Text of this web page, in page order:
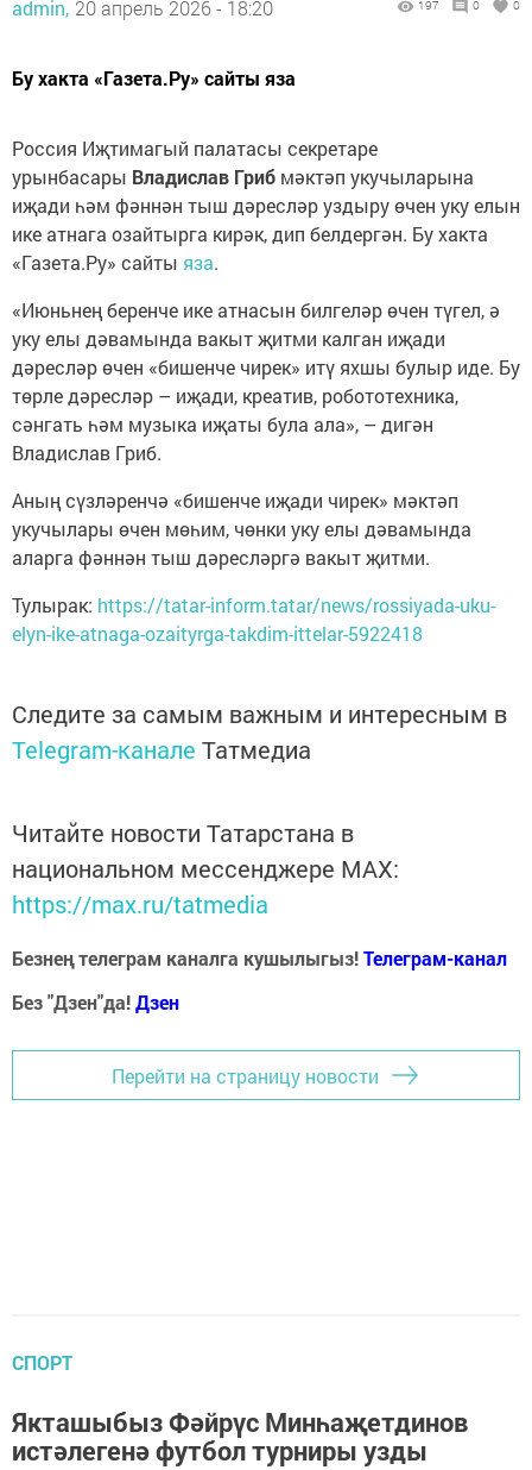
admin, 20 апрель 2026 - 18:20 197 0 0
Бу хакта «Газета.Ру» сайты яза
Россия Иҗтимагый палатасы секретаре
урынбасары Владислав Гриб мәктәп укучыларына
иҗади һәм фәннән тыш дәресләр уздыру өчен уку елын
ике атнага озайтырга кирәк, дип белдергән. Бу хакта
«Газета.Ру» сайты яза.
«Июньнең беренче ике атнасын билгеләр өчен түгел, ә
уку елы дәвамында вакыт җитми калган иҗади
дәресләр өчен «бишенче чирек» итү яхшы булыр иде. Бу
төрле дәресләр – иҗади, креатив, робототехника,
сәнгать һәм музыка иҗаты була ала», – дигән
Владислав Гриб.
Аның сүзләренчә «бишенче иҗади чирек» мәктәп
укучылары өчен мөһим, чөнки уку елы дәвамында
аларга фәннән тыш дәресләргә вакыт җитми.
Тулырак: https://tatar-inform.tatar/news/rossiyada-uku-
elyn-ike-atnaga-ozaityrga-takdim-ittelar-5922418
Следите за самым важным и интересным в
Telegram-канале Татмедиа
Читайте новости Татарстана в
национальном мессенджере MАХ:
https://max.ru/tatmedia
Безнең телеграм каналга кушылыгыз!Телеграм-канал
Без "Дзен"да!Дзен
Перейти на страницу новости
СПОРТ
Якташыбыз Фәйрүс Минһаҗетдинов
истәлегенә футбол турниры узды